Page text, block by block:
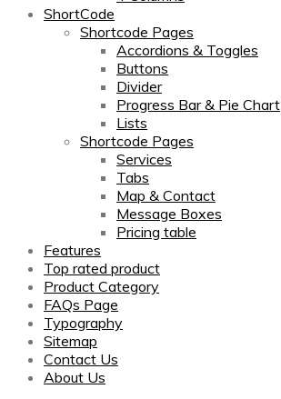
ShortCode
Shortcode Pages
Accordions & Toggles
Buttons
Divider
Progress Bar & Pie Chart
Lists
Shortcode Pages
Services
Tabs
Map & Contact
Message Boxes
Pricing table
Features
Top rated product
Product Category
FAQs Page
Typography
Sitemap
Contact Us
About Us